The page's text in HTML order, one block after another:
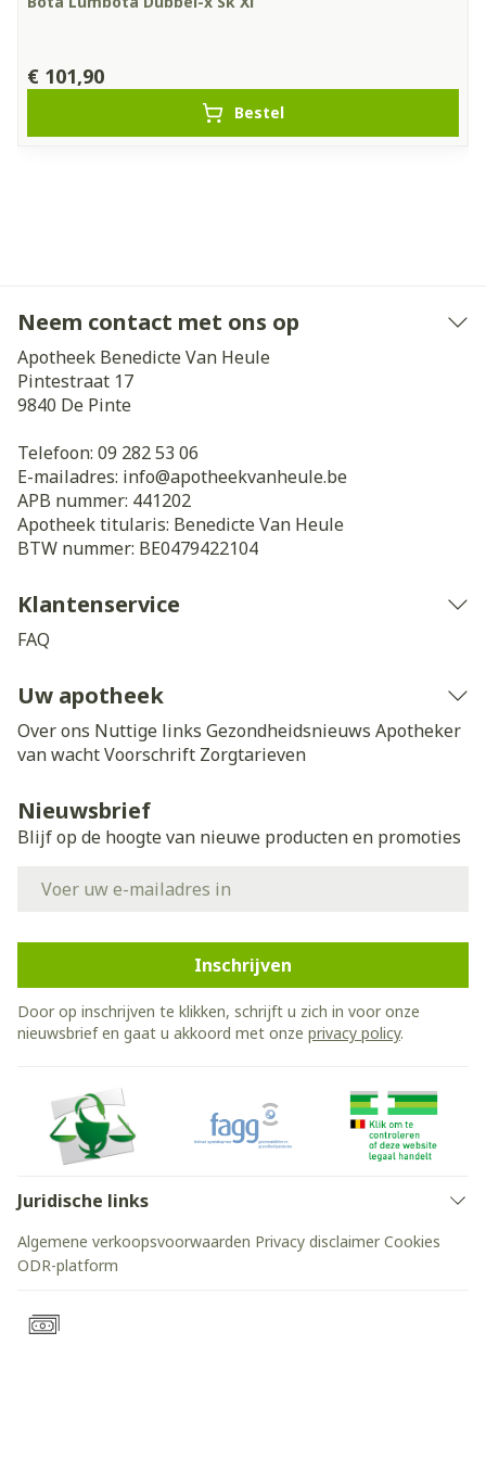
€ 101,90
Bestel
Neem contact met ons op
Apotheek Benedicte Van Heule
Pintestraat 17
9840 De Pinte
Telefoon: 09 282 53 06
E-mailadres: info@apotheekvanheule.be
APB nummer: 441202
Apotheek titularis: Benedicte Van Heule
BTW nummer: BE0479422104
Klantenservice
FAQ
Uw apotheek
Over ons Nuttige links Gezondheidsnieuws Apotheker
van wachtVoorschrift Zorgtarieven
Nieuwsbrief
Blijf op de hoogte van nieuwe producten en promoties
Inschrijven
Door op inschrijven te klikken, schrijft u zich in voor onze
nieuwsbrief en gaat u akkoord met onze privacy policy.
Juridische links
Algemene verkoopsvoorwaarden Privacy disclaimer Cookies
ODR-platform